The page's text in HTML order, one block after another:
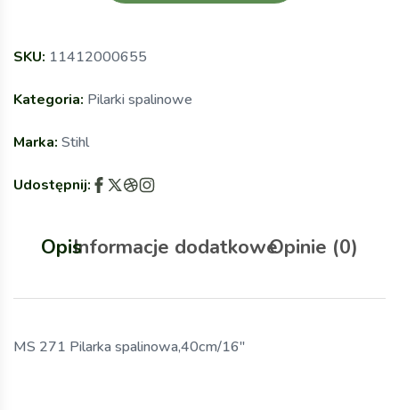
SKU: 11412000655
Kategoria: Pilarki spalinowe
Marka: Stihl
Udostępnij:
OpisInformacje dodatkoweOpinie (0)
MS 271 Pilarka spalinowa,40cm/16″